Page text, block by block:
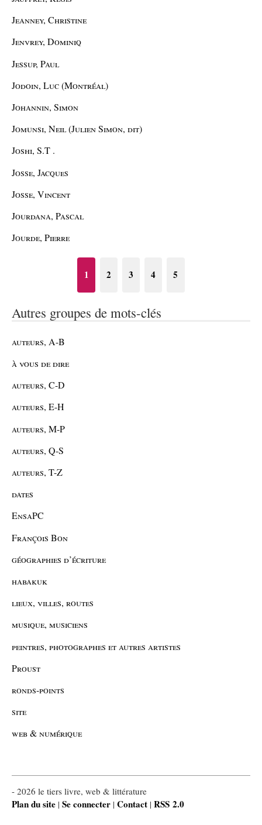
Jeanney, Christine
Jenvrey, Dominiq
Jessup, Paul
Jodoin, Luc (Montréal)
Johannin, Simon
Jomunsi, Neil (Julien Simon, dit)
Joshi, S.T .
Josse, Jacques
Josse, Vincent
Jourdana, Pascal
Jourde, Pierre
1 2 3 4 5
Autres groupes de mots-clés
auteurs, A-B
à vous de dire
auteurs, C-D
auteurs, E-H
auteurs, M-P
auteurs, Q-S
auteurs, T-Z
dates
EnsaPC
François Bon
géographies d’écriture
habakuk
lieux, villes, routes
musique, musiciens
peintres, photographes et autres artistes
Proust
ronds-points
site
web & numérique
- 2026 le tiers livre, web & littérature
Plan du site | Se connecter | Contact | RSS 2.0